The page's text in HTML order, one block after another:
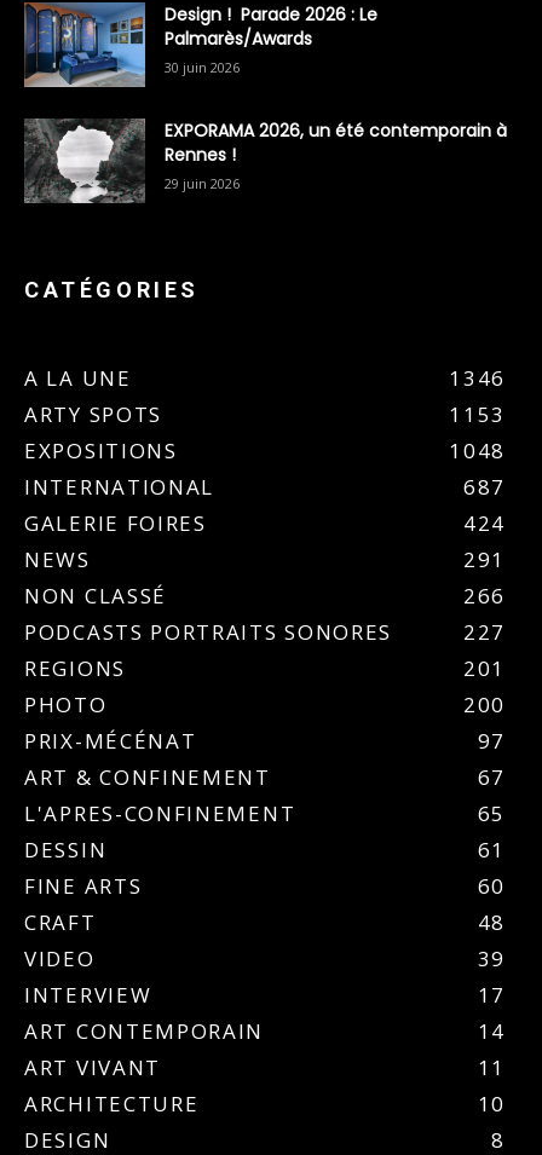
Design ! Parade 2026 : Le
Palmarès/Awards
30 juin 2026
EXPORAMA 2026, un été contemporain à
Rennes !
29 juin 2026
CATÉGORIES
A LA UNE
1346
ARTY SPOTS
1153
EXPOSITIONS
1048
INTERNATIONAL
687
GALERIE FOIRES
424
NEWS
291
NON CLASSÉ
266
PODCASTS PORTRAITS SONORES
227
REGIONS
201
PHOTO
200
PRIX-MÉCÉNAT
97
ART & CONFINEMENT
67
L'APRES-CONFINEMENT
65
DESSIN
61
FINE ARTS
60
CRAFT
48
VIDEO
39
INTERVIEW
17
ART CONTEMPORAIN
14
ART VIVANT
11
ARCHITECTURE
10
DESIGN
8